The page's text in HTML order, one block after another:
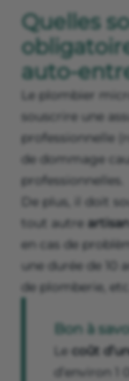
Quelles
auto-
Le plombier
souscrire une
professionnelle
de dommage
professionnelles.
De plus, il doit
tout autre
en cas de
une durée de 10
de plomberie,
Bon à
Le coût
d’environ 1